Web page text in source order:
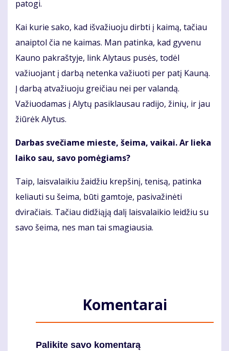
patogi.
Kai kurie sako, kad išvažiuoju dirbti į kaimą, tačiau
anaiptol čia ne kaimas. Man patinka, kad gyvenu
Kauno pakraštyje, link Alytaus pusės, todėl
važiuojant į darbą netenka važiuoti per patį Kauną.
Į darbą atvažiuoju greičiau nei per valandą.
Važiuodamas į Alytų pasiklausau radijo, žinių, ir jau
žiūrėk Alytus.
Darbas svečiame mieste, šeima, vaikai. Ar lieka
laiko sau, savo pomėgiams?
Taip, laisvalaikiu žaidžiu krepšinį, tenisą, patinka
keliauti su šeima, būti gamtoje, pasivažinėti
dviračiais. Tačiau didžiąją dalį laisvalaikio leidžiu su
savo šeima, nes man tai smagiausia.
Komentarai
Palikite savo komentarą